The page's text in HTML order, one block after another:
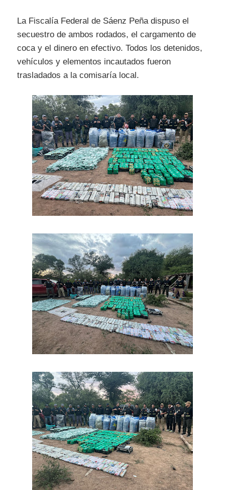
La Fiscalía Federal de Sáenz Peña dispuso el
secuestro de ambos rodados, el cargamento de
coca y el dinero en efectivo. Todos los detenidos,
vehículos y elementos incautados fueron
trasladados a la comisaría local.